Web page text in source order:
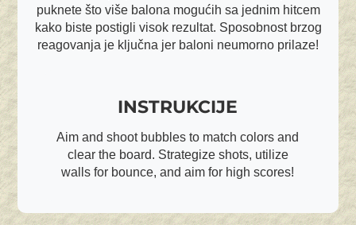
puknete što više balona mogućih sa jednim hitcem
kako biste postigli visok rezultat. Sposobnost brzog
reagovanja je ključna jer baloni neumorno prilaze!
INSTRUKCIJE
Aim and shoot bubbles to match colors and
clear the board. Strategize shots, utilize
walls for bounce, and aim for high scores!